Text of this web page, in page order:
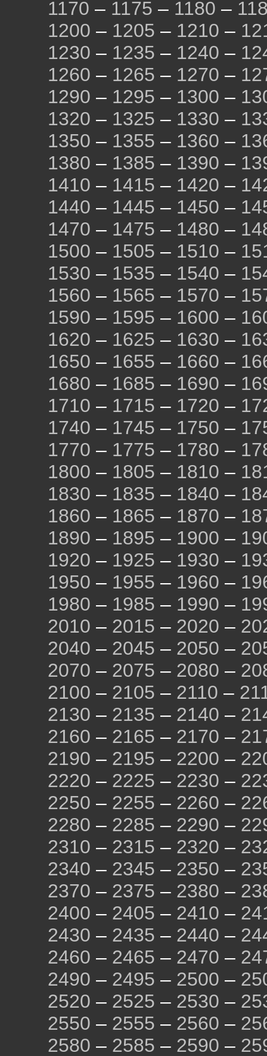
1170 – 1175 – 1180 –
1200 – 1205 – 1210 –
1230 – 1235 – 1240 –
1260 – 1265 – 1270 –
1290 – 1295 – 1300 –
1320 – 1325 – 1330 –
1350 – 1355 – 1360 –
1380 – 1385 – 1390 –
1410 – 1415 – 1420 –
1440 – 1445 – 1450 –
1470 – 1475 – 1480 –
1500 – 1505 – 1510 –
1530 – 1535 – 1540 –
1560 – 1565 – 1570 –
1590 – 1595 – 1600 –
1620 – 1625 – 1630 –
1650 – 1655 – 1660 –
1680 – 1685 – 1690 –
1710 – 1715 – 1720 –
1740 – 1745 – 1750 –
1770 – 1775 – 1780 –
1800 – 1805 – 1810 –
1830 – 1835 – 1840 –
1860 – 1865 – 1870 –
1890 – 1895 – 1900 –
1920 – 1925 – 1930 –
1950 – 1955 – 1960 –
1980 – 1985 – 1990 –
2010 – 2015 – 2020 –
2040 – 2045 – 2050 –
2070 – 2075 – 2080 –
2100 – 2105 – 2110 –
2130 – 2135 – 2140 –
2160 – 2165 – 2170 –
2190 – 2195 – 2200 –
2220 – 2225 – 2230 –
2250 – 2255 – 2260 –
2280 – 2285 – 2290 –
2310 – 2315 – 2320 –
2340 – 2345 – 2350 –
2370 – 2375 – 2380 –
2400 – 2405 – 2410 –
2430 – 2435 – 2440 –
2460 – 2465 – 2470 –
2490 – 2495 – 2500 –
2520 – 2525 – 2530 –
2550 – 2555 – 2560 –
2580 – 2585 – 2590 –